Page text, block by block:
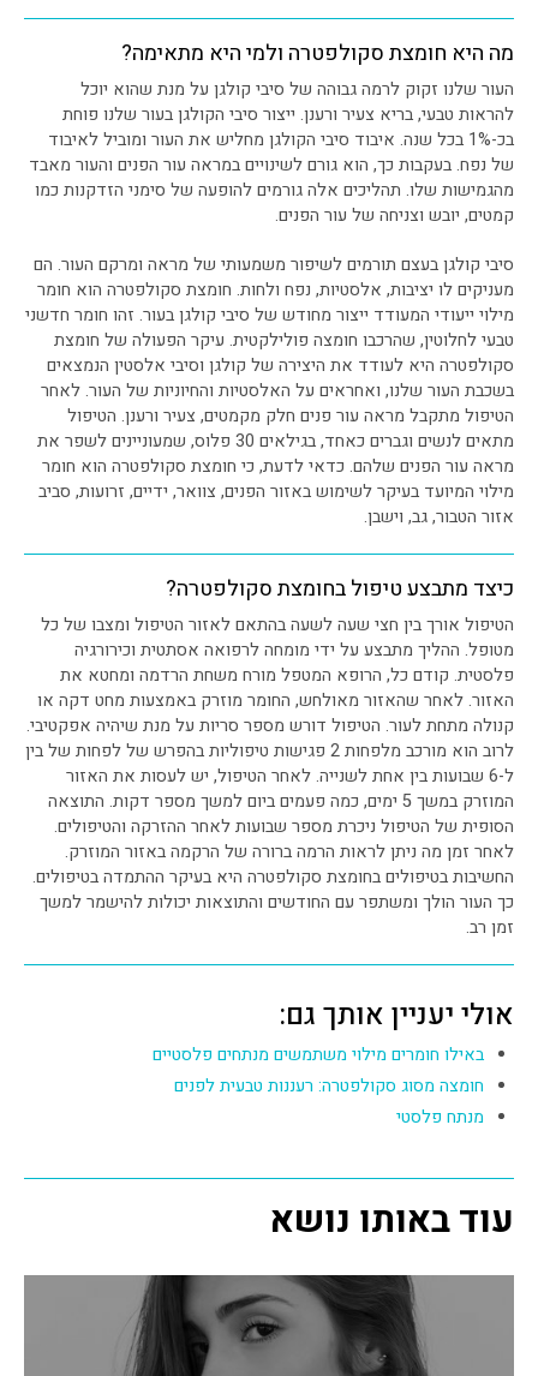
מה היא חומצת סקולפטרה ולמי היא מתאימה?
העור שלנו זקוק לרמה גבוהה של סיבי קולגן על מנת שהוא יוכל
להראות טבעי, בריא צעיר ורענן. ייצור סיבי הקולגן בעור שלנו פוחת
בכ-1% בכל שנה. איבוד סיבי הקולגן מחליש את העור ומוביל לאיבוד
של נפח. בעקבות כך, הוא גורם לשינויים במראה עור הפנים והעור מאבד
מהגמישות שלו. תהליכים אלה גורמים להופעה של סימני הזדקנות כמו
קמטים, יובש וצניחה של עור הפנים.
סיבי קולגן בעצם תורמים לשיפור משמעותי של מראה ומרקם העור. הם
מעניקים לו יציבות, אלסטיות, נפח ולחות. חומצת סקולפטרה הוא חומר
מילוי ייעודי המעודד ייצור מחודש של סיבי קולגן בעור. זהו חומר חדשני
טבעי לחלוטין, שהרכבו חומצה פולילקטית. עיקר הפעולה של חומצת
סקולפטרה היא לעודד את היצירה של קולגן וסיבי אלסטין הנמצאים
בשכבת העור שלנו, ואחראים על האלסטיות והחיוניות של העור. לאחר
הטיפול מתקבל מראה עור פנים חלק מקמטים, צעיר ורענן. הטיפול
מתאים לנשים וגברים כאחד, בגילאים 30 פלוס, שמעוניינים לשפר את
מראה עור הפנים שלהם. כדאי לדעת, כי חומצת סקולפטרה הוא חומר
מילוי המיועד בעיקר לשימוש באזור הפנים, צוואר, ידיים, זרועות, סביב
אזור הטבור, גב, וישבן.
כיצד מתבצע טיפול בחומצת סקולפטרה?
הטיפול אורך בין חצי שעה לשעה בהתאם לאזור הטיפול ומצבו של כל
מטופל. ההליך מתבצע על ידי מומחה לרפואה אסתטית וכירורגיה
פלסטית. קודם כל, הרופא המטפל מורח משחת הרדמה ומחטא את
האזור. לאחר שהאזור מאולחש, החומר מוזרק באמצעות מחט דקה או
קנולה מתחת לעור. הטיפול דורש מספר סריות על מנת שיהיה אפקטיבי.
לרוב הוא מורכב מלפחות 2 פגישות טיפוליות בהפרש של לפחות של בין
ל-6 שבועות בין אחת לשנייה. לאחר הטיפול, יש לעסות את האזור
המוזרק במשך 5 ימים, כמה פעמים ביום למשך מספר דקות. התוצאה
הסופית של הטיפול ניכרת מספר שבועות לאחר ההזרקה והטיפולים.
לאחר זמן מה ניתן לראות הרמה ברורה של הרקמה באזור המוזרק.
החשיבות בטיפולים בחומצת סקולפטרה היא בעיקר ההתמדה בטיפולים.
כך העור הולך ומשתפר עם החודשים והתוצאות יכולות להישמר למשך
זמן רב.
אולי יעניין אותך גם:
באילו חומרים מילוי משתמשים מנתחים פלסטיים
חומצה מסוג סקולפטרה: רעננות טבעית לפנים
מנתח פלסטי
עוד באותו נושא